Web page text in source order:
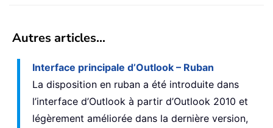
Autres articles…
Interface principale d’Outlook – Ruban
La disposition en ruban a été introduite dans
l’interface d’Outlook à partir d’Outlook 2010 et
légèrement améliorée dans la dernière version,